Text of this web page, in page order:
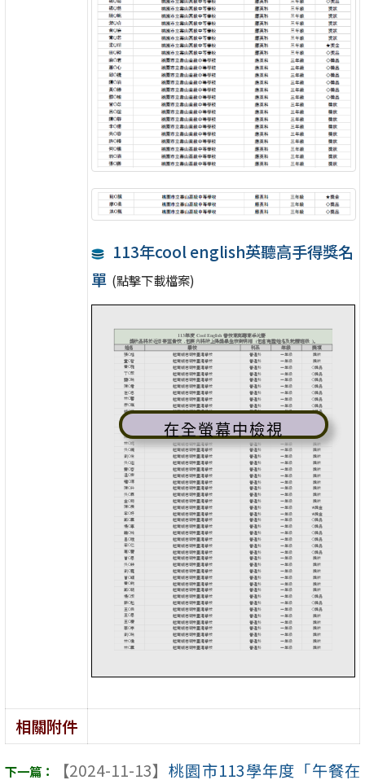
113年cool english英聽高手得獎名
單 (點擊下載檔案)
在全螢幕中檢視
相關附件
【2024-11-13】 桃園市113學年度「午餐在